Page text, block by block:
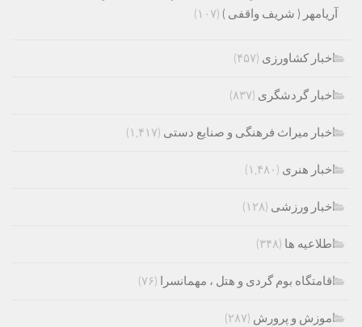
آریامهر ( شریف واقفی ) (۱۰۷)
اخبار کشاورزی (۴۵۷)
اخبار گردشگری (۸۳۷)
اخبار میراث فرهنگی و صنایع دستی (۱,۴۱۷)
اخبار هنری (۱,۴۸۰)
اخبار ورزشی (۱۲۸)
اطلاعیه ها (۳۴۸)
اقامتگاه بوم گردی و هتل ، مهمانسرا (۷۶)
اموزش و پرورش (۲۸۷)